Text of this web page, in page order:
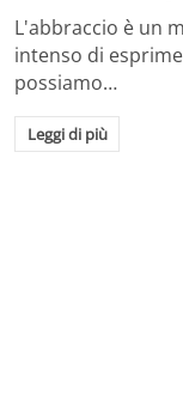
L'abbraccio è un
intenso di
possiamo…
Leggi di più